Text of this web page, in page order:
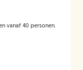
vanaf 40 personen.